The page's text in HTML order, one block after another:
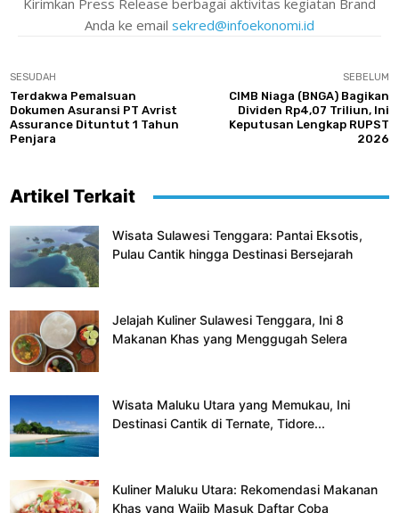
Kirimkan Press Release berbagai aktivitas kegiatan Brand
Anda ke email sekred@infoekonomi.id
SESUDAH
Terdakwa Pemalsuan
Dokumen Asuransi PT Avrist
Assurance Dituntut 1 Tahun
Penjara
SEBELUM
CIMB Niaga (BNGA) Bagikan
Dividen Rp4,07 Triliun, Ini
Keputusan Lengkap RUPST
2026
Artikel Terkait
Wisata Sulawesi Tenggara: Pantai Eksotis,
Pulau Cantik hingga Destinasi Bersejarah
Jelajah Kuliner Sulawesi Tenggara, Ini 8
Makanan Khas yang Menggugah Selera
Wisata Maluku Utara yang Memukau, Ini
Destinasi Cantik di Ternate, Tidore...
Kuliner Maluku Utara: Rekomendasi Makanan
Khas yang Wajib Masuk Daftar Coba